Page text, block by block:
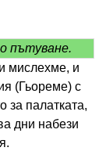
пътуване.
мислехме, и
(Гьореме) с
за палатката,
дни набези